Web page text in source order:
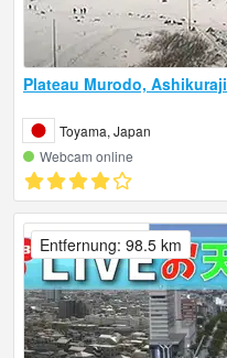
Plateau Murodo, Ashikuraji
Toyama, Japan
Webcam online
Entfernung: 98.5 km